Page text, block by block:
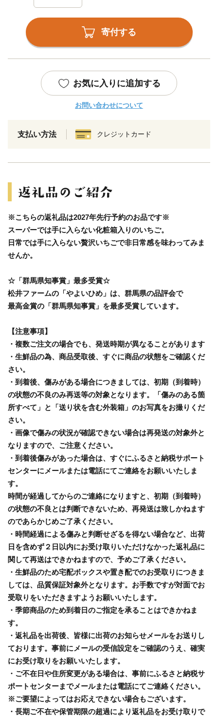
寄付する
お気に入りに追加する
お問い合わせについて
支払い方法 クレジットカード
※こちらの返礼品は2027年先行予約のお品です※
スーパーでは手に入らない化粧箱入りのいちご。
日常では手に入らない贅沢いちごで非日常感を味わってみま
せんか。
☆「群馬県知事賞」最多受賞☆
松井ファームの「やよいひめ」は、群馬県の品評会で
最高金賞の「群馬県知事賞」を最多受賞しています。
【注意事項】
・複数ご注文の場合でも、発送時期が異なることがあります
・生鮮品の為、商品受取後、すぐに商品の状態をご確認くだ
さい。
・到着後、傷みがある場合につきましては、初期（到着時）
の状態の不良のみ再送等の対象となります。「傷みのある箇
所すべて」と「送り状を含む外装箱」のお写真をお撮りくだ
さい。
・画像で傷みの状況が確認できない場合は再発送の対象外と
なりますので、ご注意ください。
・到着後傷みがあった場合は、すぐにふるさと納税サポート
センターにメールまたは電話にてご連絡をお願いいたしま
す。
時間が経過してからのご連絡になりますと、初期（到着時）
の状態の不良とは判断できないため、再発送は致しかねます
のであらかじめご了承ください。
・時間経過による傷みと判断せざるを得ない場合など、出荷
日を含めず２日以内にお受け取りいただけなかった返礼品に
関して再送はできかねますので、予めご了承ください。
・生鮮品のため宅配ボックスや置き配でのお受取りにつきま
しては、品質保証対象外となります。お手数ですが対面でお
受取りをいただきますようお願いいたします。
・季節商品のため到着日のご指定を承ることはできかねま
す。
・返礼品を出荷後、皆様に出荷のお知らせメールをお送りし
ております。事前にメールの受信設定をご確認のうえ、確実
にお受け取りをお願いいたします。
・ご不在日や住所変更がある場合は、事前にふるさと納税サ
ポートセンターまでメールまたは電話にてご連絡ください。
※ご要望によってはお応えできない場合もございます。
・長期ご不在や保管期限の超過により返礼品をお受け取りで